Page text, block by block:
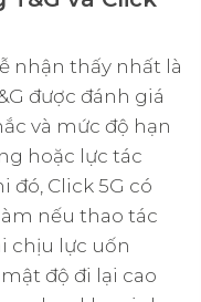
nhận thấy nhất là
được đánh giá
và mức độ hạn
hoặc lực tác
đó, Click 5G có
nếu thao tác
chịu lực uốn
độ đi lại cao